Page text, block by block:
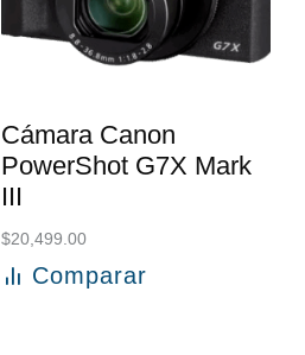
Cámara Canon
PowerShot G7X Mark
III
$20,499.00
Añadir al carrito
Comparar